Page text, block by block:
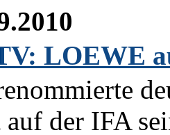
LOEWE
der IFA